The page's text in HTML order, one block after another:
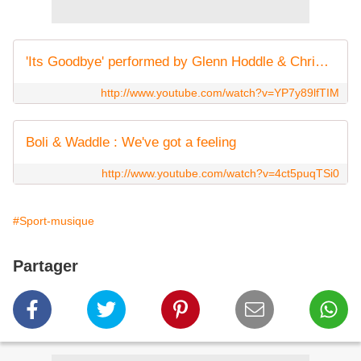
'Its Goodbye' performed by Glenn Hoddle & Chris Waddle 1987
http://www.youtube.com/watch?v=YP7y89lfTIM
Boli & Waddle : We've got a feeling
http://www.youtube.com/watch?v=4ct5puqTSi0
#Sport-musique
Partager